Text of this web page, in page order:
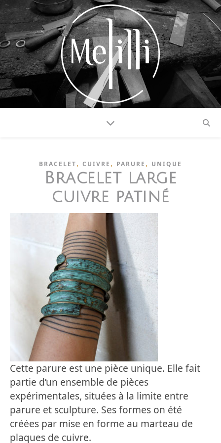
BRACELET, CUIVRE , PARURE , UNIQUE
Bracelet large
cuivre patiné
Cette parure est une pièce unique. Elle fait
partie d’un ensemble de pièces
expérimentales, situées à la limite entre
parure et sculpture. Ses formes on été
créées par mise en forme au marteau de
plaques de cuivre.